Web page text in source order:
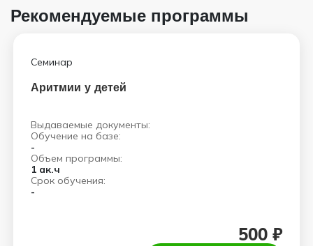
Рекомендуемые программы
Семинар
Аритмии у детей
Выдаваемые документы:
Обучение на базе:
-
Объем программы:
1 ак.ч
Срок обучения:
-
500 ₽